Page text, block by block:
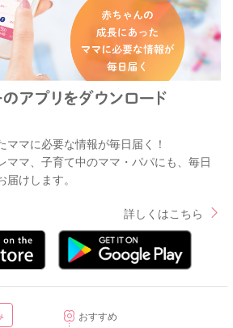
マに必要な情報が毎日届く！
ママ、子育て中のママ・パパにも、毎日
けします。
詳しくはこちら
おすすめ